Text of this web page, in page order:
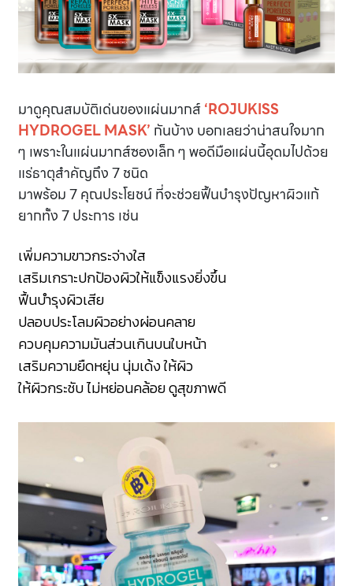
มาดูคุณสมบัติเด่นของแผ่นมากส์‘ROJUKISS
HYDROGEL MASK’ กันบ้าง บอกเลยว่าน่าสนใจมาก
ๆ เพราะในแผ่นมากส์ซองเล็ก ๆ พอดีมือแผ่นนี้อุดมไปด้วย
แร่ธาตุสำคัญถึง 7 ชนิด
มาพร้อม 7 คุณประโยชน์ ที่จะช่วยฟื้นบำรุงปัญหาผิวแก้
ยากทั้ง 7 ประการ เช่น
เพิ่มความขาวกระจ่างใส
เสริมเกราะปกป้องผิวให้แข็งแรงยิ่งขึ้น
ฟื้นบำรุงผิวเสีย
ปลอบประโลมผิวอย่างผ่อนคลาย
ควบคุมความมันส่วนเกินบนใบหน้า
เสริมความยืดหยุ่น นุ่มเด้ง ให้ผิว
ให้ผิวกระชับ ไม่หย่อนคล้อย ดูสุขภาพดี